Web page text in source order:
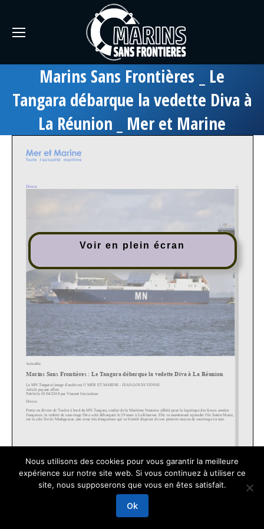
Marins Sans Frontières _ Le
Tangara débarque la vedette Diva à
La Réunion _ Mer et Marine
Voir en plein écran
GRAPHIKUP
Mentions légales
Nous utilisons des cookies pour vous garantir la meilleure
expérience sur notre site web. Si vous continuez à utiliser ce
site, nous supposerons que vous en êtes satisfait.
Ok